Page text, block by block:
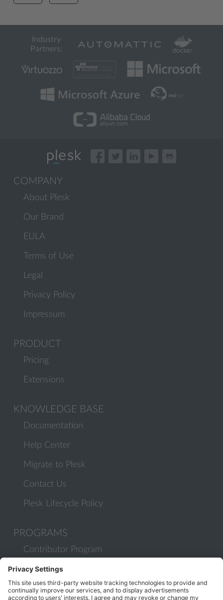
Industry
Partners:
COMPANY
About Plesk
Our Brand
EULA
Terms of Use
Legal
Privacy Policy
Impressum
PRODUCT
Pricing
Extensions
KNOWLEDGE BASE
Documentation
Help Center
Migrate to Plesk
Contact Us
Plesk Lifecycle Policy
PROGRAMS
Contributor Program
Partner Program